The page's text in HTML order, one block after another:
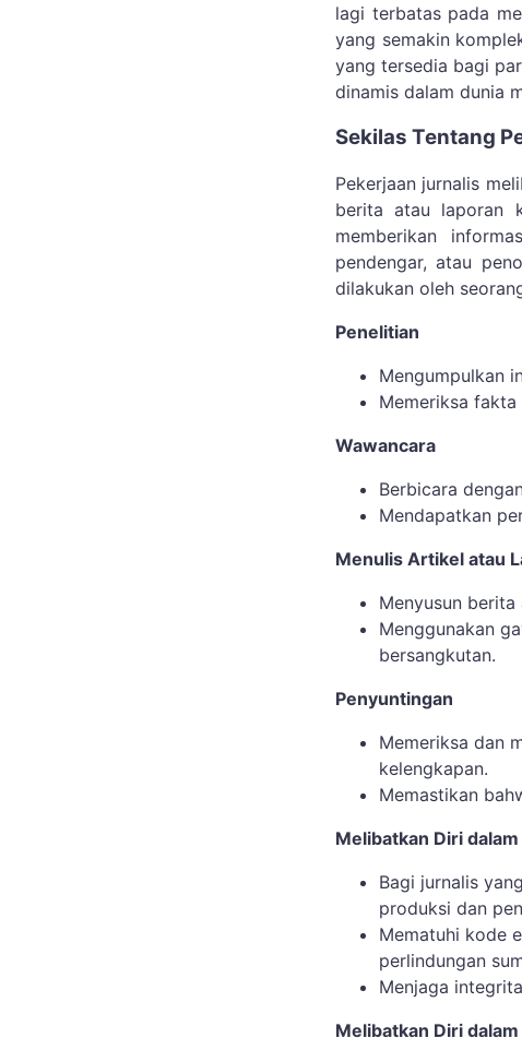
lagi terbatas pada
yang semakin
yang tersedia bagi
dinamis dalam dunia
Sekilas Tentang
Pekerjaan jurnalis
berita atau laporan
memberikan
pendengar, atau
dilakukan oleh
Penelitian
Mengumpulkan
Memeriksa
Wawancara
Berbicara
Mendapatkan
Menulis Artikel atau
Menyusun
Menggunakan
bersangkutan.
Penyuntingan
Memeriksa dan
kelengkapan.
Memastikan
Melibatkan Diri
Bagi jurnalis
produksi dan
Mematuhi kode
perlindungan
Menjaga
Melibatkan Diri